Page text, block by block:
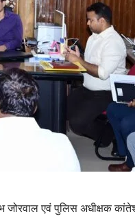
जोरवाल एवं पुलिस अधीक्षक